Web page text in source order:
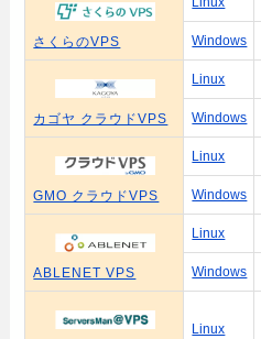
さくらのVPS Windows
カゴヤ クラウドVPS
Linux
Windows
GMO クラウドVPS
Linux
Windows
ABLENET VPS
Linux
Windows
Linux